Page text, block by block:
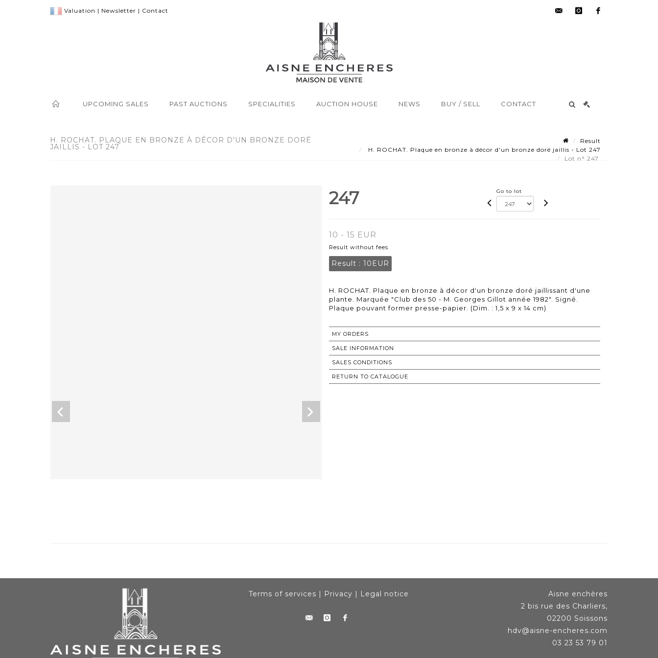
Valuation | Newsletter | Contact
UPCOMING SALES PAST AUCTIONS SPECIALITIES AUCTION HOUSE NEWS BUY / SELL CONTACT
H. ROCHAT. PLAQUE EN BRONZE À DÉCOR D'UN BRONZE DORÉ
JAILLIS - LOT 247
Result
H. ROCHAT. Plaque en bronze à décor d'un bronze doré jaillis - Lot 247
Lot n° 247
247 Go to lot
10 - 15 EUR
Result without fees
Result : 10EUR
H. ROCHAT. Plaque en bronze à décor d'un bronze doré jaillissant d'une
plante. Marquée "Club des 50 - M. Georges Gillot année 1982". Signé.
Plaque pouvant former presse-papier. (Dim. : 1,5 x 9 x 14 cm)
MY ORDERS
SALE INFORMATION
SALES CONDITIONS
RETURN TO CATALOGUE
Terms of services | Privacy | Legal notice
Aisne enchères
2 bis rue des Charliers,
02200 Soissons
hdv@aisne-encheres.com
03 23 53 79 01